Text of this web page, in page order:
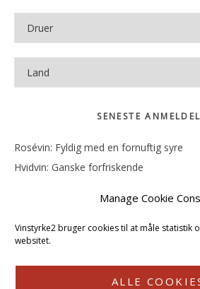
Manage Cookie
Vinstyrke2 bruger cookies til at måle statistik
websitet.
ALLE
SENESTE
Rosévin: Fyldig med en fornuftig syre
Hvidvin: Ganske forfriskende
Hvidvin: Smørfedme og tropisk sødme
Rosévin: Blød, rund og sødladen